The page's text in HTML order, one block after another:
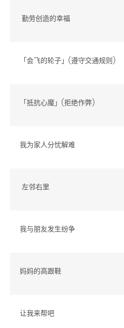
勤劳创造的幸福
「会飞的轮子」(遵守交通规则)
「抵抗心魔」(拒绝作弊)
我为家人分忧解难
左邻右里
我与朋友发生纷争
妈妈的高跟鞋
让我来帮吧